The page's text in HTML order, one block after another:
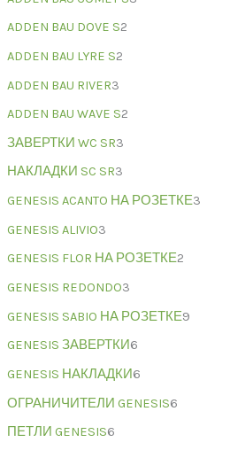
ADDEN BAU DOVE S2
ADDEN BAU LYRE S2
ADDEN BAU RIVER3
ADDEN BAU WAVE S2
ЗАВЕРТКИ WC SR3
НАКЛАДКИ SC SR3
GENESIS ACANTO НА РОЗЕТКЕ3
GENESIS ALIVIO3
GENESIS FLOR НА РОЗЕТКЕ2
GENESIS REDONDO3
GENESIS SABIO НА РОЗЕТКЕ9
GENESIS ЗАВЕРТКИ6
GENESIS НАКЛАДКИ6
ОГРАНИЧИТЕЛИ GENESIS6
ПЕТЛИ GENESIS6